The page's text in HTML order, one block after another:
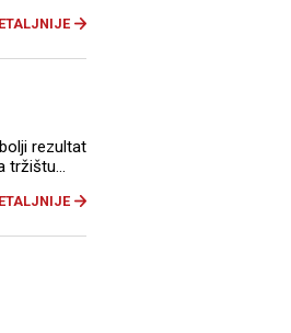
rezultat
tržištu...